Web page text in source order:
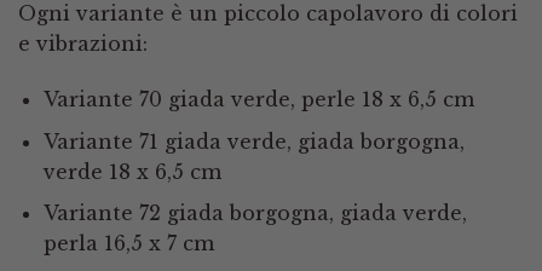
Ogni variante è un piccolo capolavoro di colori
e vibrazioni:
Variante 70 giada verde, perle 18 x 6,5 cm
Variante 71 giada verde, giada borgogna,
verde 18 x 6,5 cm
Variante 72 giada borgogna, giada verde,
perla 16,5 x 7 cm